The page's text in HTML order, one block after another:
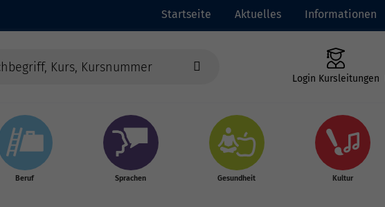
Startseite Aktuelles Informationen
Login Kursleitungen
Beruf Sprachen Gesundheit Kultur